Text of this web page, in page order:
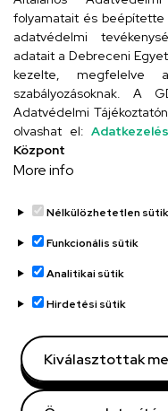
UD
Adatvédelem
Adatvédelem
Régi oldal
Technikai információk
folyamatait és beépítette
adatvédelmi
adatait a Debreceni
kezelte, megfelelve
szabályozásoknak. A
Adatvédelmi
olvashat el:
Központ
More info
Nélkülözhetetlen sütik
Funkcionális sütik
Analitikai sütik
Hirdetési sütik
Kiválasztottak